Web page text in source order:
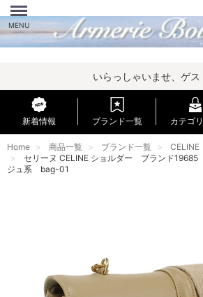
Menu
MENU
いらっしゃいませ、ゲス
新着情報 ブランド一覧 カテゴ
Home 商品一覧 ブランド一覧
CELINE
セリーヌ CELINE ショルダー ブランド
ジュ系 bag-01